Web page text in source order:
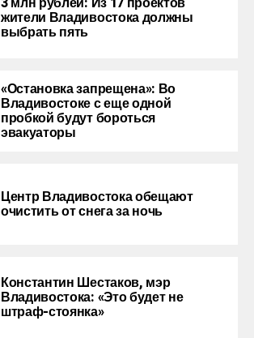
жители Владивостока должны
выбрать пять
«Остановка запрещена»: Во
Владивостоке с еще одной
пробкой будут бороться
эвакуаторы
Центр Владивостока обещают
очистить от снега за ночь
Константин Шестаков, мэр
Владивостока: «Это будет не
штраф-стоянка»